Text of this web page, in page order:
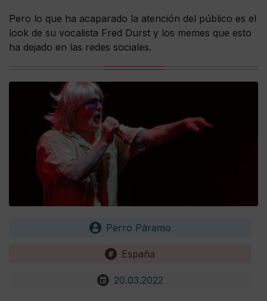
Pero lo que ha acaparado la atención del público es el
look de su vocalista Fred Durst y los memes que esto
ha dejado en las redes sociales.
Perro Páramo
España
20.03.2022